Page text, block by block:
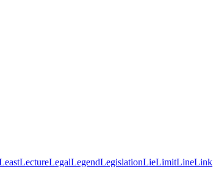
LectureLegalLegendLegislationLieLimitLineLink